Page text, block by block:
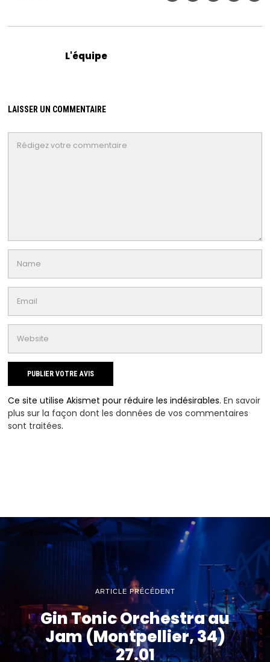
L'équipe
LAISSER UN COMMENTAIRE
Ce site utilise Akismet pour réduire les indésirables.En savoir
plus sur la façon dont les données de vos commentaires
sont traitées.
ARTICLE PRÉCÉDENT
Gin Tonic Orchestra au
Jam (Montpellier, 34)
27.01